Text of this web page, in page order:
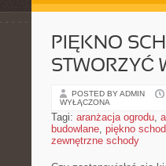
PIĘKNO
STWORZYĆ
POSTED BY ADMIN
WYŁĄCZONA
Tagi: aranżacja ogrodu,
budowlane, piękno
zewnętrzne schody